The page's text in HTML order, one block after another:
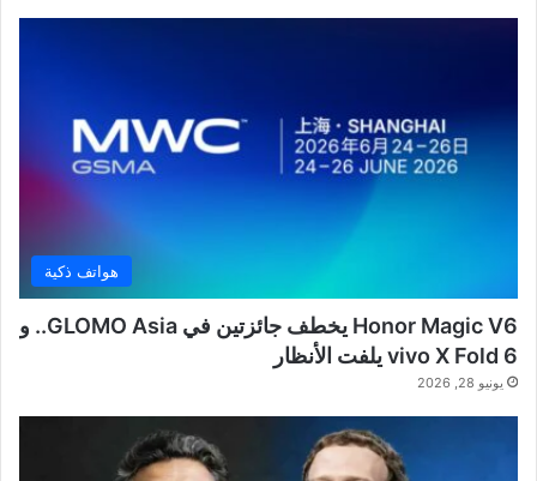
هواتف ذكية
Honor Magic V6 يخطف جائزتين في GLOMO Asia.. و
vivo X Fold 6 يلفت الأنظار
يونيو 28, 2026